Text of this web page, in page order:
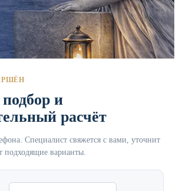
и
расчёт
Специалист свяжется с вами, уточнит
подходящие варианты.